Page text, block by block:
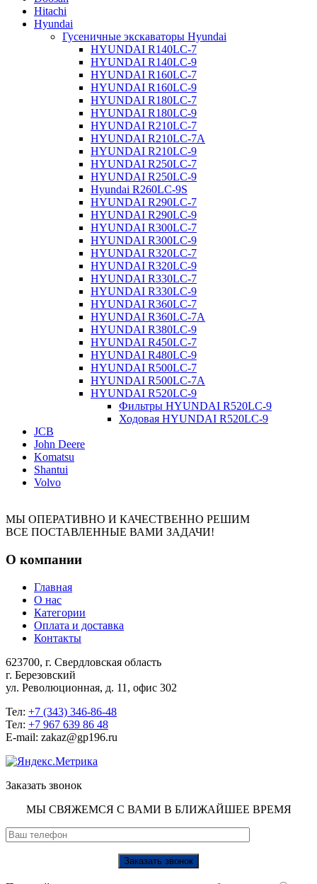
Hitachi
Hyundai
Гусеничные экскаваторы Hyundai
HYUNDAI R140LC-7
HYUNDAI R140LC-9
HYUNDAI R160LC-7
HYUNDAI R160LC-9
HYUNDAI R180LC-7
HYUNDAI R180LC-9
HYUNDAI R210LC-7
HYUNDAI R210LC-7A
HYUNDAI R210LC-9
HYUNDAI R250LC-7
HYUNDAI R250LC-9
Hyundai R260LC-9S
HYUNDAI R290LC-7
HYUNDAI R290LC-9
HYUNDAI R300LC-7
HYUNDAI R300LC-9
HYUNDAI R320LC-7
HYUNDAI R320LC-9
HYUNDAI R330LC-7
HYUNDAI R330LC-9
HYUNDAI R360LC-7
HYUNDAI R360LC-7A
HYUNDAI R380LC-9
HYUNDAI R450LC-7
HYUNDAI R480LC-9
HYUNDAI R500LC-7
HYUNDAI R500LC-7A
HYUNDAI R520LC-9
Фильтры HYUNDAI R520LC-9
Ходовая HYUNDAI R520LC-9
JCB
John Deere
Komatsu
Shantui
Volvo
МЫ ОПЕРАТИВНО И КАЧЕСТВЕННО РЕШИМ
ВСЕ ПОСТАВЛЕННЫЕ ВАМИ ЗАДАЧИ!
О компании
Главная
О нас
Категории
Оплата и доставка
Контакты
623700, г. Свердловская область
г. Березовский
ул. Революционная, д. 11, офис 302
Тел: +7 (343) 346-86-48
Тел: +7 967 639 86 48
E-mail: zakaz@gp196.ru
Заказать звонок
МЫ СВЯЖЕМСЯ С ВАМИ В БЛИЖАЙШЕЕ ВРЕМЯ